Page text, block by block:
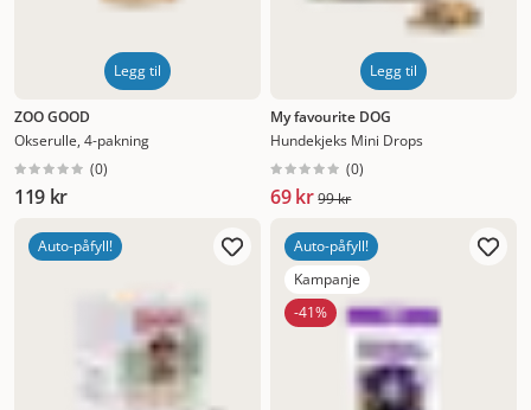
Legg til
ZOO GOOD
Okserulle, 4-pakning
(0)
119 kr
Legg til
My favourite DOG
Hundekjeks Mini Drops
(0)
69 kr 99 kr
Auto-påfyll!
Auto-påfyll!
Kampanje
-41%